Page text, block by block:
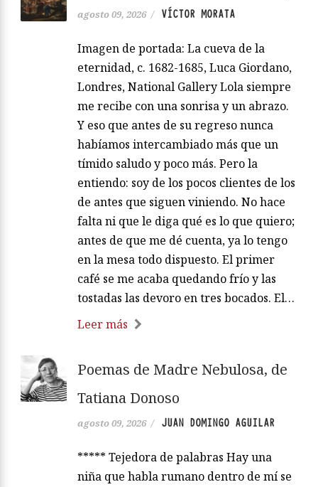
agosto 09, 2026 / VÍCTOR MORATA
Imagen de portada: La cueva de la
eternidad, c. 1682-1685, Luca Giordano,
Londres, National Gallery Lola siempre
me recibe con una sonrisa y un abrazo.
Y eso que antes de su regreso nunca
habíamos intercambiado más que un
tímido saludo y poco más. Pero la
entiendo: soy de los pocos clientes de los
de antes que siguen viniendo. No hace
falta ni que le diga qué es lo que quiero;
antes de que me dé cuenta, ya lo tengo
en la mesa todo dispuesto. El primer
café se me acaba quedando frío y las
tostadas las devoro en tres bocados. El…
Leer más
Poemas de Madre Nebulosa, de
Tatiana Donoso
agosto 09, 2026 / JUAN DOMINGO AGUILAR
***** Tejedora de palabras Hay una
niña que habla rumano dentro de mí se